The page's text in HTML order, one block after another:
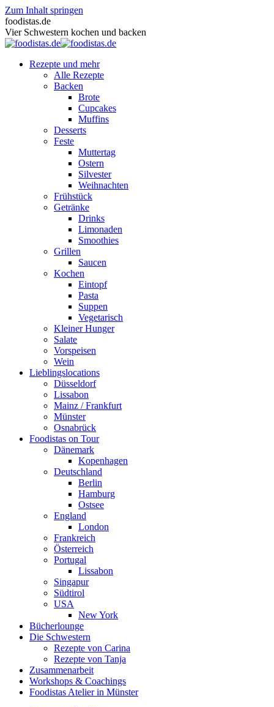
Zum Inhalt springen
foodistas.de
Vier Schwestern kochen und backen
Rezepte und mehr
Alle Rezepte
Backen
Brote
Cupcakes
Muffins
Desserts
Feste
Muttertag
Ostern
Silvester
Weihnachten
Frühstück
Getränke
Drinks
Limonaden
Smoothies
Grillen
Saucen
Kochen
Eintopf
Pasta
Suppen
Vegetarisch
Kleiner Hunger
Salate
Vorspeisen
Wein
Lieblingslocations
Düsseldorf
Lissabon
Mainz / Frankfurt
Münster
Osnabrück
Foodistas on Tour
Dänemark
Kopenhagen
Deutschland
Berlin
Hamburg
Ostsee
England
London
Frankreich
Österreich
Portugal
Lissabon
Singapur
Südtirol
USA
New York
Bücherlounge
Die Schwestern
Rezepte von Carina
Rezepte von Tanja
Zusammenarbeit
Workshops & Coachings
Foodistas Atelier in Münster